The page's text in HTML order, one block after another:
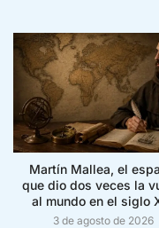
Martín Mallea, el
que dio dos veces la
al mundo en el siglo
3 de agosto de 2026